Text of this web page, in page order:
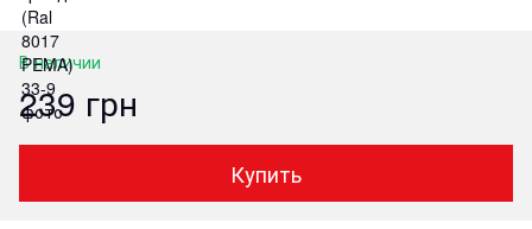
В наличии
239 грн
Купить